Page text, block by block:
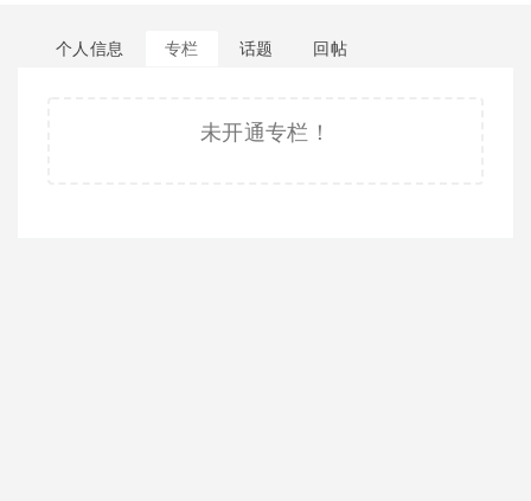
个人信息 专栏 话题 回帖
未开通专栏！